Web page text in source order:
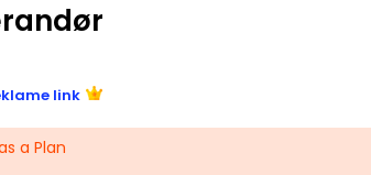
link
a Plan